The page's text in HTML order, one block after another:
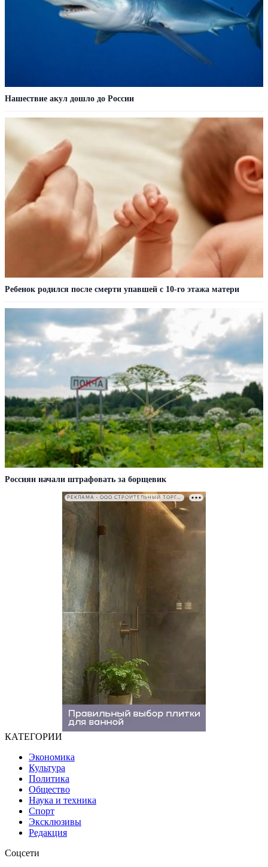
Нашествие акул дошло до России
Ребенок родился после смерти упавшей с 10-го этажа матери
Россиян начали штрафовать за борщевик
РЕКЛАМА • ООО СТРОИТЕЛЬНЫЙ ТОРГОВЫЙ ДОМ «ПЕТРОВИЧ». ИНН: 7802348846
КАТЕГОРИИ
Экономика
Культура
Политика
Общество
Наука и техника
Спорт
Эксклюзивы
Редакция
Соцсети